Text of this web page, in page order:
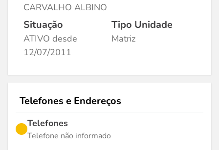
CARVALHO ALBINO
Situação
ATIVO desde
12/07/2011
Tipo Unidade
Matriz
Telefones e Endereços
Telefones
Telefone não informado